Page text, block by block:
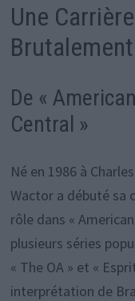
Une
De «
Central »
Né en 1986 à
Wactor a débuté sa
rôle dans «
plusieurs séries
« The OA » et «
interprétation de